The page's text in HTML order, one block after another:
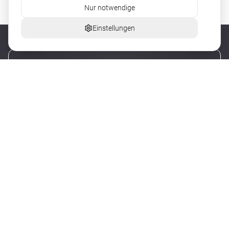
Nur notwendige
Einstellungen